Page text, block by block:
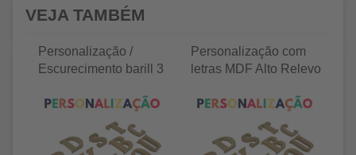
VEJA TAMBÉM
Personalização /
Escurecimento barill 3
Personalização com
letras MDF Alto Relevo